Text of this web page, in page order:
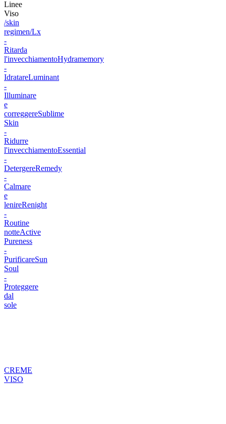
Linee
Viso
/skin
regimen/Lx
-
Ritarda
l'invecchiamentoHydramemory
-
IdratareLuminant
-
Illuminare
e
correggereSublime
Skin
-
Ridurre
l'invecchiamentoEssential
-
DetergereRemedy
-
Calmare
e
lenireRenight
-
Routine
notteActive
Pureness
-
PurificareSun
Soul
-
Proteggere
dal
sole
CREME
VISO